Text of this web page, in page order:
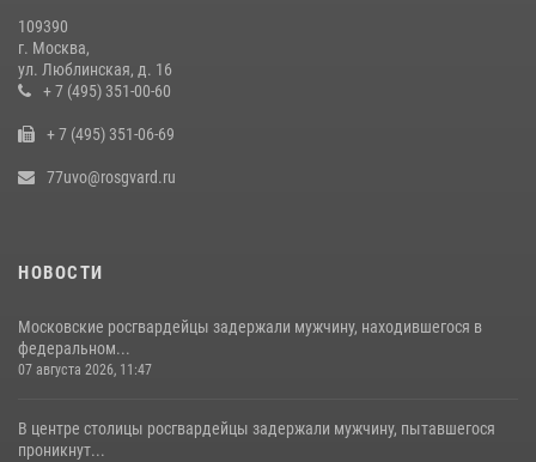
14 июля 2026, 08:00
В Москве сотрудники Росгвардии оказали помощь девушке,
17 июля 2026, 14:00
109390
г. Москва,
ул. Люблинская, д. 16
+ 7 (495) 351-00-60
+ 7 (495) 351-06-69
77uvo@rosgvard.ru
НОВОСТИ
Московские росгвардейцы задержали мужчину, находившегося в
федеральном...
07 августа 2026, 11:47
В центре столицы росгвардейцы задержали мужчину, пытавшегося
проникнут...